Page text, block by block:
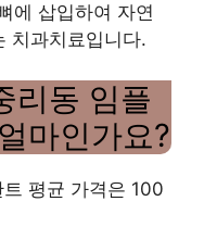
에 삽입하여 자연
치과치료입니다.
리동 임플
마인가요?
평균 가격은 100